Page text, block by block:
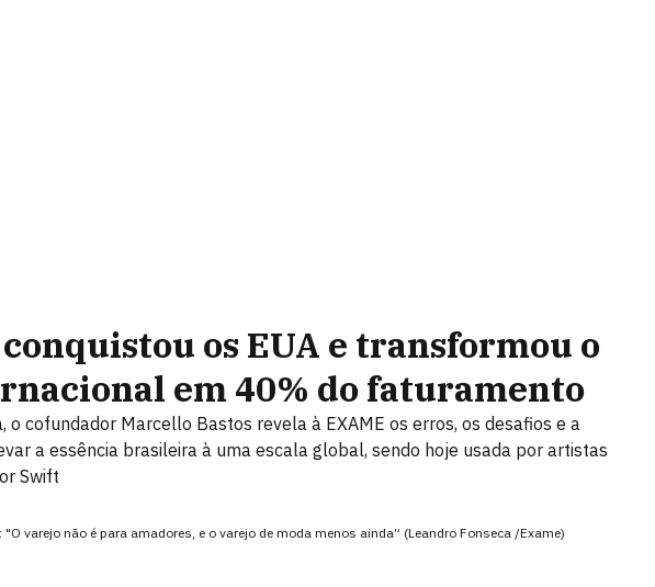
os EUA e transformou o
em 40% do faturamento
o cofundador Marcello Bastos revela à EXAME os erros, os desafios e a
a essência brasileira à uma escala global, sendo hoje usada por artistas
Swift
varejo não é para amadores, e o varejo de moda menos ainda” (Leandro Fonseca /Exame)